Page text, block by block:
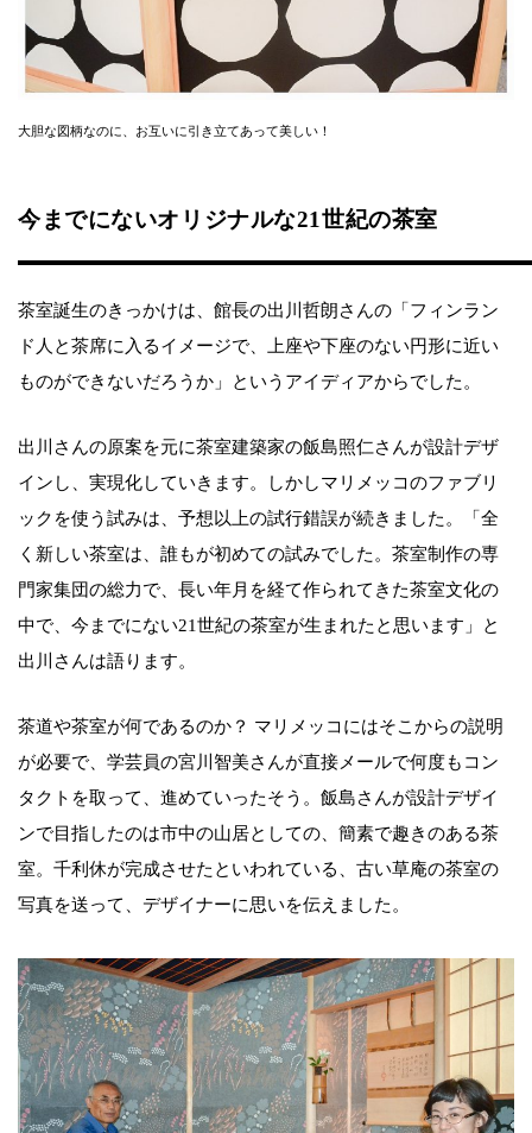
大胆な図柄なのに、お互いに引き立てあって美しい！
今までにないオリジナルな21世紀の茶室
茶室誕生のきっかけは、館長の出川哲朗さんの「フィンラン
ド人と茶席に入るイメージで、上座や下座のない円形に近い
ものができないだろうか」というアイディアからでした。
出川さんの原案を元に茶室建築家の飯島照仁さんが設計デザ
インし、実現化していきます。しかしマリメッコのファブリ
ックを使う試みは、予想以上の試行錯誤が続きました。「全
く新しい茶室は、誰もが初めての試みでした。茶室制作の専
門家集団の総力で、長い年月を経て作られてきた茶室文化の
中で、今までにない21世紀の茶室が生まれたと思います」と
出川さんは語ります。
茶道や茶室が何であるのか？ マリメッコにはそこからの説明
が必要で、学芸員の宮川智美さんが直接メールで何度もコン
タクトを取って、進めていったそう。飯島さんが設計デザイ
ンで目指したのは市中の山居としての、簡素で趣きのある茶
室。千利休が完成させたといわれている、古い草庵の茶室の
写真を送って、デザイナーに思いを伝えました。